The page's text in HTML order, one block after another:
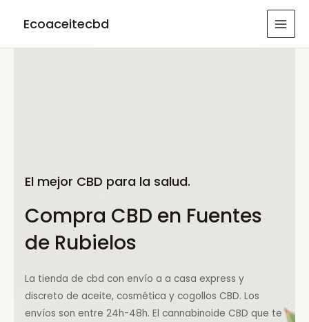
Ecoaceitecbd
El mejor CBD para la salud.
Compra CBD en Fuentes
de Rubielos
La tienda de cbd con envío a a casa express y
discreto de aceite, cosmética y cogollos CBD. Los
envíos son entre 24h-48h. El cannabinoide CBD que te